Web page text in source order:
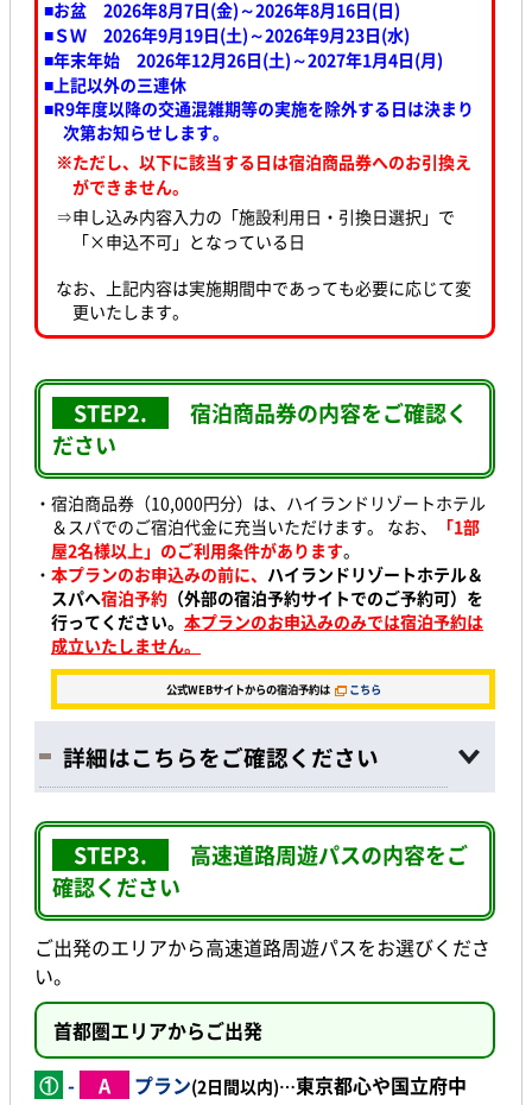
■お盆 2026年8月7日(金)～2026年8月16日(日)
■ＳＷ 2026年9月19日(土)～2026年9月23日(水)
■年末年始 2026年12月26日(土)～2027年1月4日(月)
■上記以外の三連休
■R9年度以降の交通混雑期等の実施を除外する日は決まり
次第お知らせします。
※ただし、以下に該当する日は宿泊商品券へのお引換え
ができません。
⇒申し込み内容入力の「施設利用日・引換日選択」で
「×申込不可」となっている日
なお、上記内容は実施期間中であっても必要に応じて変
更いたします。
STEP2.
宿泊商品券の内容をご確認く
ださい
・宿泊商品券（10,000円分）は、ハイランドリゾートホテル
＆スパでのご宿泊代金に充当いただけます。 なお、
「1部
屋2名様以上」のご利用条件があります。
・ 本プランのお申込みの前に、 ハイランドリゾートホテル＆
スパへ宿泊予約 （外部の宿泊予約サイトでのご予約可）を
行ってください。 本プランのお申込みのみでは宿泊予約は
成立いたしません。
公式WEBサイトからの宿泊予約は こちら
詳細はこちらをご確認ください
STEP3.
高速道路周遊パスの内容をご
確認ください
ご出発のエリアから高速道路周遊パスをお選びくださ
い。
首都圏エリアからご出発
① - A プラン(2日間以内)…東京都心や国立府中